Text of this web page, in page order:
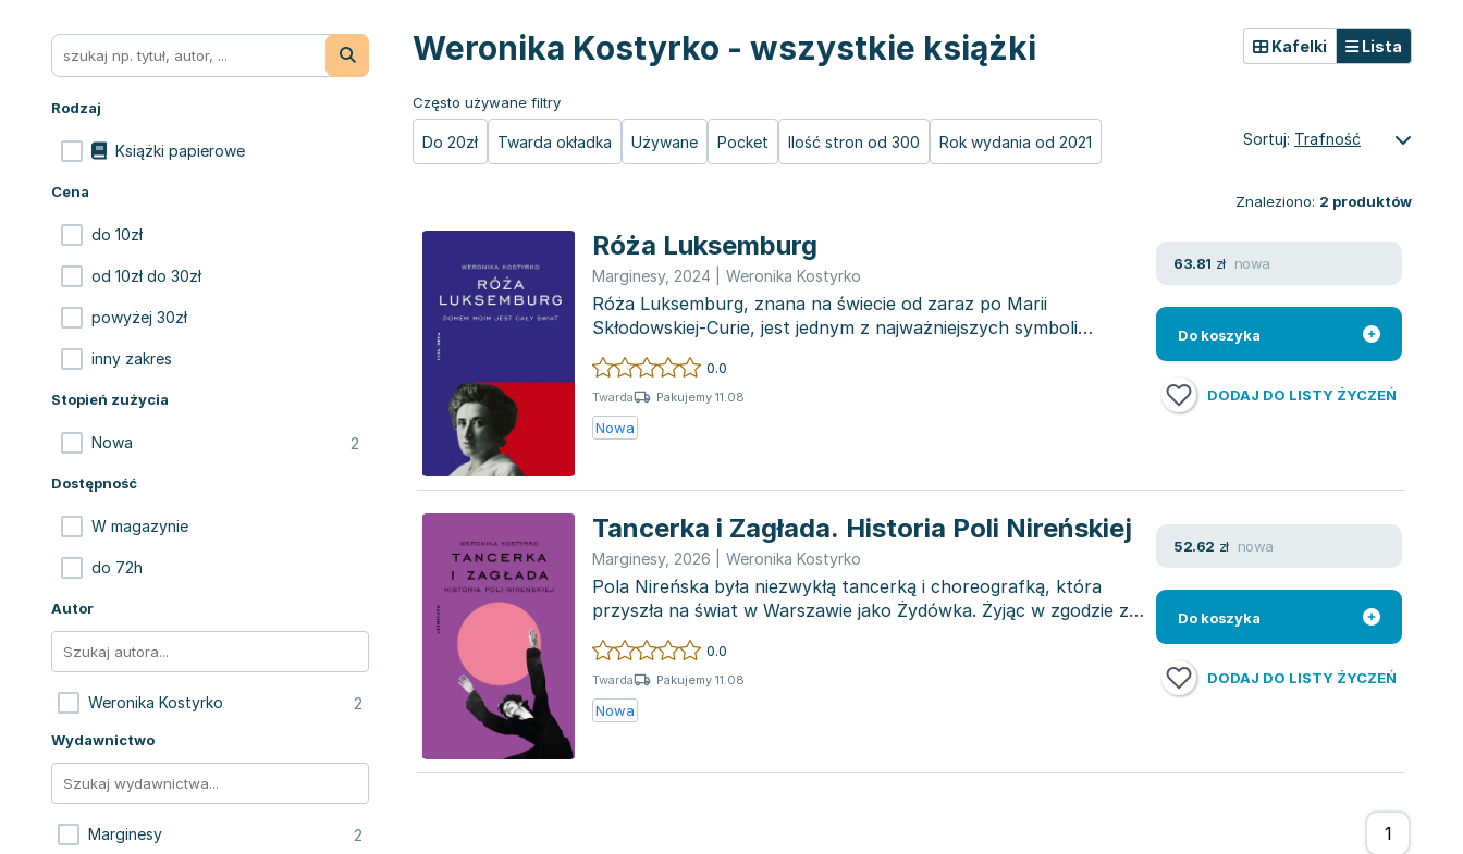
Rodzaj
Książki papierowe
Cena
do 10zł
od 10zł do 30zł
powyżej 30zł
inny zakres
Stopień zużycia
Nowa 2
Dostępność
W magazynie
do 72h
Autor
Weronika Kostyrko 2
Wydawnictwo
Marginesy 2
Weronika Kostyrko - wszystkie książki
Często używane filtry
Do 20zł Twarda okładka Używane Pocket Ilość stron od 300 Rok wydania od 2021
Kafelki Lista
Sortuj: Trafność
Znaleziono: 2 produktów
Róża Luksemburg
Marginesy, 2024 Weronika Kostyrko
Róża Luksemburg, znana na świecie od zaraz po Marii
Skłodowskiej-Curie, jest jednym z najważniejszych symboli
pacyfizmu, internacj...
0.0
Twarda Pakujemy 11.08
Nowa
63.81 zł nowa
Do koszyka
DODAJ DO LISTY ŻYCZEŃ
Tancerka i Zagłada. Historia Poli Nireńskiej
Marginesy, 2026 Weronika Kostyrko
Pola Nireńska była niezwykłą tancerką i choreografką, która
przyszła na świat w Warszawie jako Żydówka. Żyjąc w zgodzie ze
swoją b...
0.0
Twarda Pakujemy 11.08
Nowa
52.62 zł nowa
Do koszyka
DODAJ DO LISTY ŻYCZEŃ